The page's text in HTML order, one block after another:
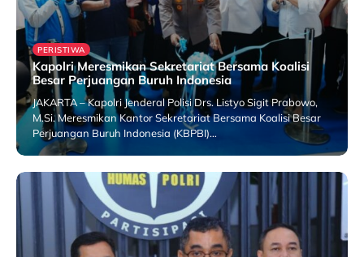
PERISTIWA
Kapolri Meresmikan Sekretariat Bersama Koalisi
Besar Perjuangan Buruh Indonesia
JAKARTA – Kapolri Jenderal Polisi Drs. Listyo Sigit Prabowo,
M.Si. Meresmikan Kantor Sekretariat Bersama Koalisi Besar
Perjuangan Buruh Indonesia (KBPBI)…
25 July 2026